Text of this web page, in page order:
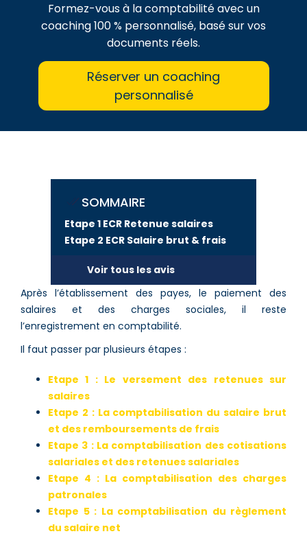
Formez-vous à la comptabilité avec un
coaching 100 % personnalisé, basé sur vos
documents réels.
Réserver un coaching
personnalisé
SOMMAIRE
Etape 1 ECR Retenue salaires
Etape 2 ECR Salaire brut & frais
Voir tous les avis
Après l’établissement des payes, le paiement des
salaires et des charges sociales, il reste
l’enregistrement en comptabilité.
Il faut passer par plusieurs étapes :
Etape 1 : Le versement des retenues sur
salaires
Etape 2 : La comptabilisation du salaire brut
et des remboursements de frais
Etape 3 : La comptabilisation des cotisations
salariales et des retenues salariales
Etape 4 : La comptabilisation des charges
patronales
Etape 5 : La comptabilisation du règlement
du salaire net